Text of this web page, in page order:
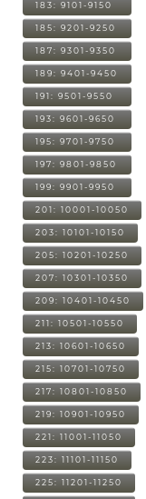
183: 9101-9150
185: 9201-9250
187: 9301-9350
189: 9401-9450
191: 9501-9550
193: 9601-9650
195: 9701-9750
197: 9801-9850
199: 9901-9950
201: 10001-10050
203: 10101-10150
205: 10201-10250
207: 10301-10350
209: 10401-10450
211: 10501-10550
213: 10601-10650
215: 10701-10750
217: 10801-10850
219: 10901-10950
221: 11001-11050
223: 11101-11150
225: 11201-11250